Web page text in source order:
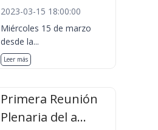
2023-03-15 18:00:00
Miércoles 15 de marzo
desde la...
Leer más
Primera Reunión
Plenaria del a...